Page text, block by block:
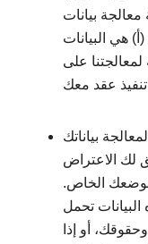
بيانات
هي البيانات
على
بياناتك
لك الاعتراض
بوضعك الخاص.
تحمل
أو إذا